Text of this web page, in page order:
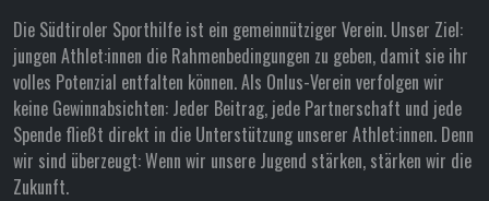
Die Südtiroler Sporthilfe ist ein gemeinnütziger Verein. Unser Ziel:
jungen Athlet:innen die Rahmenbedingungen zu geben, damit sie ihr
volles Potenzial entfalten können. Als Onlus-Verein verfolgen wir
keine Gewinnabsichten: Jeder Beitrag, jede Partnerschaft und jede
Spende fließt direkt in die Unterstützung unserer Athlet:innen. Denn
wir sind überzeugt: Wenn wir unsere Jugend stärken, stärken wir die
Zukunft.